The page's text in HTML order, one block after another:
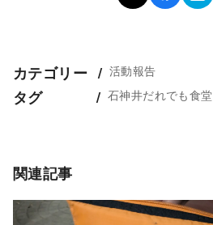
カテゴリー 活動報告
タグ 石神井だれでも食堂
関連記事